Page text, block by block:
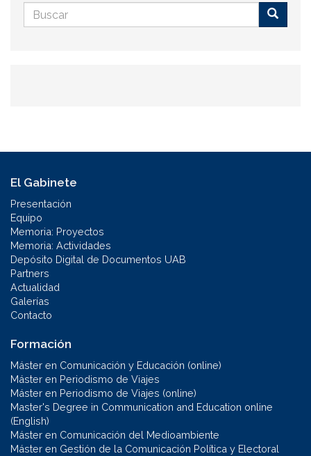
Formulario
de
El Gabinete
Presentación
Equipo
Memoria: Proyectos
Memoria: Actividades
Depósito Digital de Documentos UAB
Partners
Actualidad
Galerías
Contacto
Formación
Máster en Comunicación y Educación (online)
Máster en Periodismo de Viajes
Máster en Periodismo de Viajes (online)
Master's Degree in Communication and Education online
(English)
Máster en Comunicación del Medioambiente
Máster en Gestión de la Comunicación Política y Electoral